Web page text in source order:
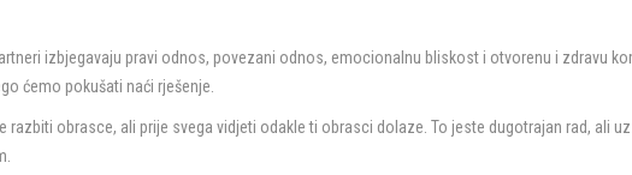
izbjegavaju pravi odnos, povezani odnos, emocionalnu bliskost i otvorenu i zdravu
ćemo pokušati naći rješenje.
razbiti obrasce, ali prije svega vidjeti odakle ti obrasci dolaze. To jeste dugotrajan rad, ali